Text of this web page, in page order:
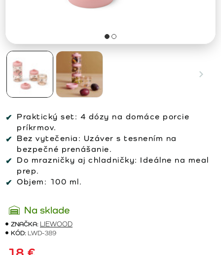
Praktický set: 4 dózy na domáce porcie
príkrmov.
Bez vytečenia: Uzáver s tesnením na
bezpečné prenášanie.
Do mrazničky aj chladničky: Ideálne na meal
prep.
Objem: 100 ml.
Na sklade
ZNAČKA: LIEWOOD
KÓD: LWD-389